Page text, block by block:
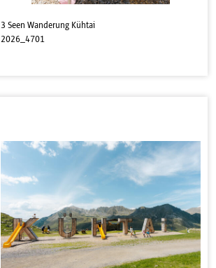
3 Seen Wanderung Kühtai
2026_4701